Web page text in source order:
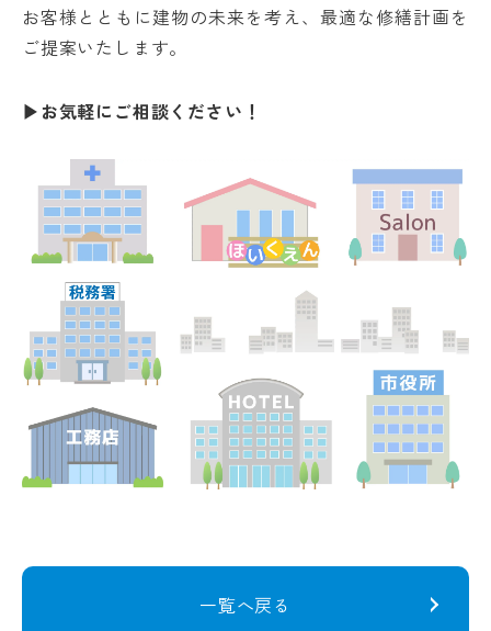
お客様とともに建物の未来を考え、最適な修繕計画を
ご提案いたします。
▶お気軽にご相談ください！
一覧へ戻る